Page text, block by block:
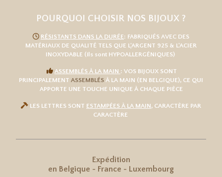
POURQUOI CHOISIR NOS BIJOUX ?
 RÉSISTANTS DANS LA DURÉE: FABRIQUÉS AVEC DES
MATÉRIAUX DE QUALITÉ TELS QUE L 'ARGENT 925 & L'ACIER
INOXYDABLE (ils sont HYPOALLERGÉNIQUES)
 ASSEMBLÉS À LA MAIN : VOS BIJOUX SONT
PRINCIPALEMENT ASSEMBLÉS À LA MAIN (EN BELGIQUE), CE QUI
APPORTE UNE TOUCHE UNIQUE À CHAQUE PIÈCE
 LES LETTRES SONT ESTAMPÉES À LA MAIN, CARACTÈRE PAR
CARACTÈRE
Expédition
en Belgique - France - Luxembourg